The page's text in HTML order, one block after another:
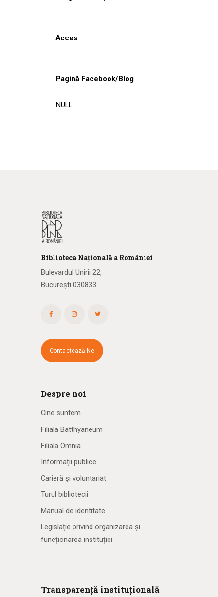
Acces
Pagină Facebook/Blog
NULL
Biblioteca Națională a României
Bulevardul Unirii 22,
București 030833
Contactează-Ne
Despre noi
Cine suntem
Filiala Batthyaneum
Filiala Omnia
Informații publice
Carieră și voluntariat
Turul bibliotecii
Manual de identitate
Legislație privind organizarea și
funcționarea instituției
Transparență instituțională